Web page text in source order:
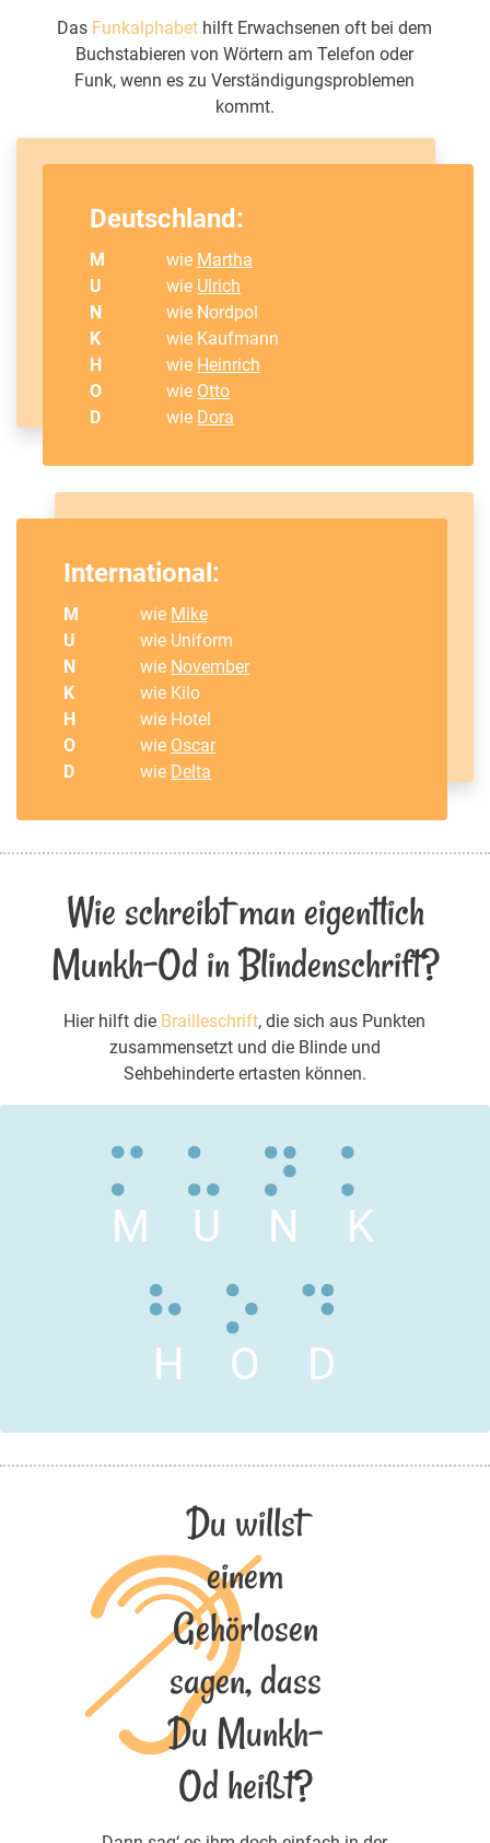
Das Funkalphabet hilft Erwachsenen oft bei dem
Buchstabieren von Wörtern am Telefon oder
Funk, wenn es zu Verständigungsproblemen
kommt.
Deutschland:
M wie Martha
U
wie Ulrich
N
wie Nordpol
K
wie Kaufmann
H
wie Heinrich
O
wie Otto
D
wie Dora
International:
M wie Mike
U
wie Uniform
N
wie November
K
wie Kilo
H
wie Hotel
O
wie Oscar
D
wie Delta
Wie schreibt man eigentlich
Munkh-Od in Blindenschrift?
Hier hilft die Brailleschrift, die sich aus Punkten
zusammensetzt und die Blinde und
Sehbehinderte ertasten können.
M U N K
H O D
Du willst
einem
Gehörlosen
sagen, dass
Du Munkh-
Od heißt?